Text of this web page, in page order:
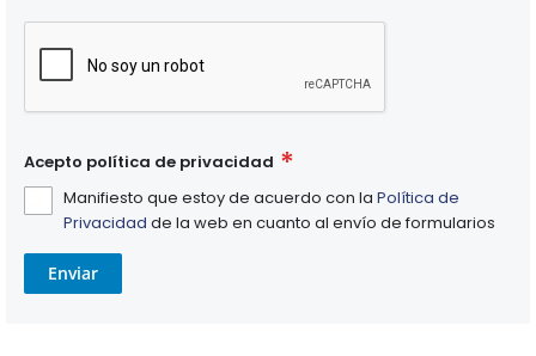
Acepto política de privacidad
Manifiesto que estoy de acuerdo con la Política de
Privacidad de la web en cuanto al envío de formularios
Enviar